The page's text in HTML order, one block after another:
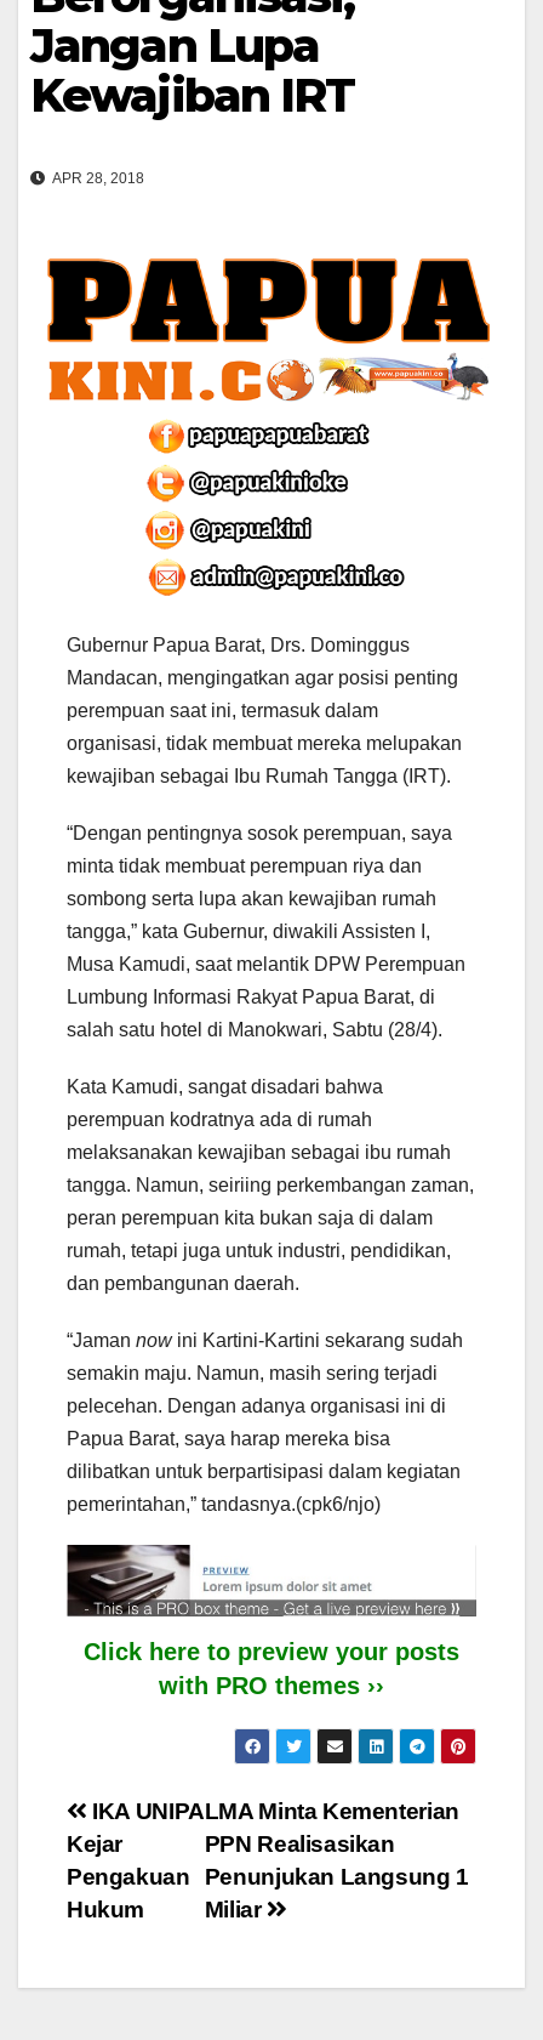
Jangan Lupa
Kewajiban IRT
APR 28, 2018
Gubernur Papua Barat, Drs. Dominggus
Mandacan, mengingatkan agar posisi penting
perempuan saat ini, termasuk dalam
organisasi, tidak membuat mereka melupakan
kewajiban sebagai Ibu Rumah Tangga (IRT).
“Dengan pentingnya sosok perempuan, saya
minta tidak membuat perempuan riya dan
sombong serta lupa akan kewajiban rumah
tangga,” kata Gubernur, diwakili Assisten I,
Musa Kamudi, saat melantik DPW Perempuan
Lumbung Informasi Rakyat Papua Barat, di
salah satu hotel di Manokwari, Sabtu (28/4).
Kata Kamudi, sangat disadari bahwa
perempuan kodratnya ada di rumah
melaksanakan kewajiban sebagai ibu rumah
tangga. Namun, seiriing perkembangan zaman,
peran perempuan kita bukan saja di dalam
rumah, tetapi juga untuk industri, pendidikan,
dan pembangunan daerah.
“Jaman nowini Kartini-Kartini sekarang sudah
semakin maju. Namun, masih sering terjadi
pelecehan. Dengan adanya organisasi ini di
Papua Barat, saya harap mereka bisa
dilibatkan untuk berpartisipasi dalam kegiatan
pemerintahan,” tandasnya.(cpk6/njo)
Click here to preview your posts
with PRO themes ››
Post
navigation
LMA Minta Kementerian
PPN Realisasikan
Penunjukan Langsung 1
Miliar
IKA UNIPA
Kejar
Pengakuan
Hukum